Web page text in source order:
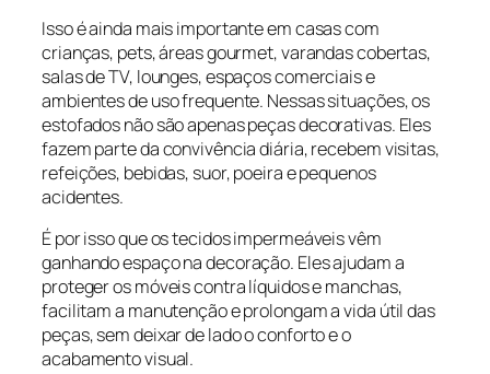
Isso é ainda mais importante em casas com
crianças, pets, áreas gourmet, varandas cobertas,
salas de TV, lounges, espaços comerciais e
ambientes de uso frequente. Nessas situações, os
estofados não são apenas peças decorativas. Eles
fazem parte da convivência diária, recebem visitas,
refeições, bebidas, suor, poeira e pequenos
acidentes.
É por isso que os tecidos impermeáveis vêm
ganhando espaço na decoração. Eles ajudam a
proteger os móveis contra líquidos e manchas,
facilitam a manutenção e prolongam a vida útil das
peças, sem deixar de lado o conforto e o
acabamento visual.